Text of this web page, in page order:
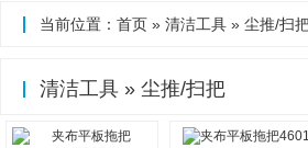
当前位置： 首页 » 清洁工具 » 尘推/扫
清洁工具 » 尘推/扫把